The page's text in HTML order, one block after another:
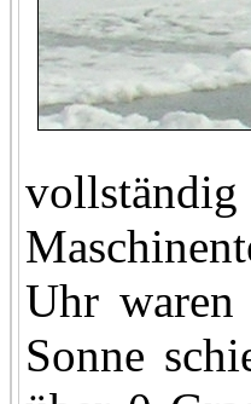
Uhr
Sonne